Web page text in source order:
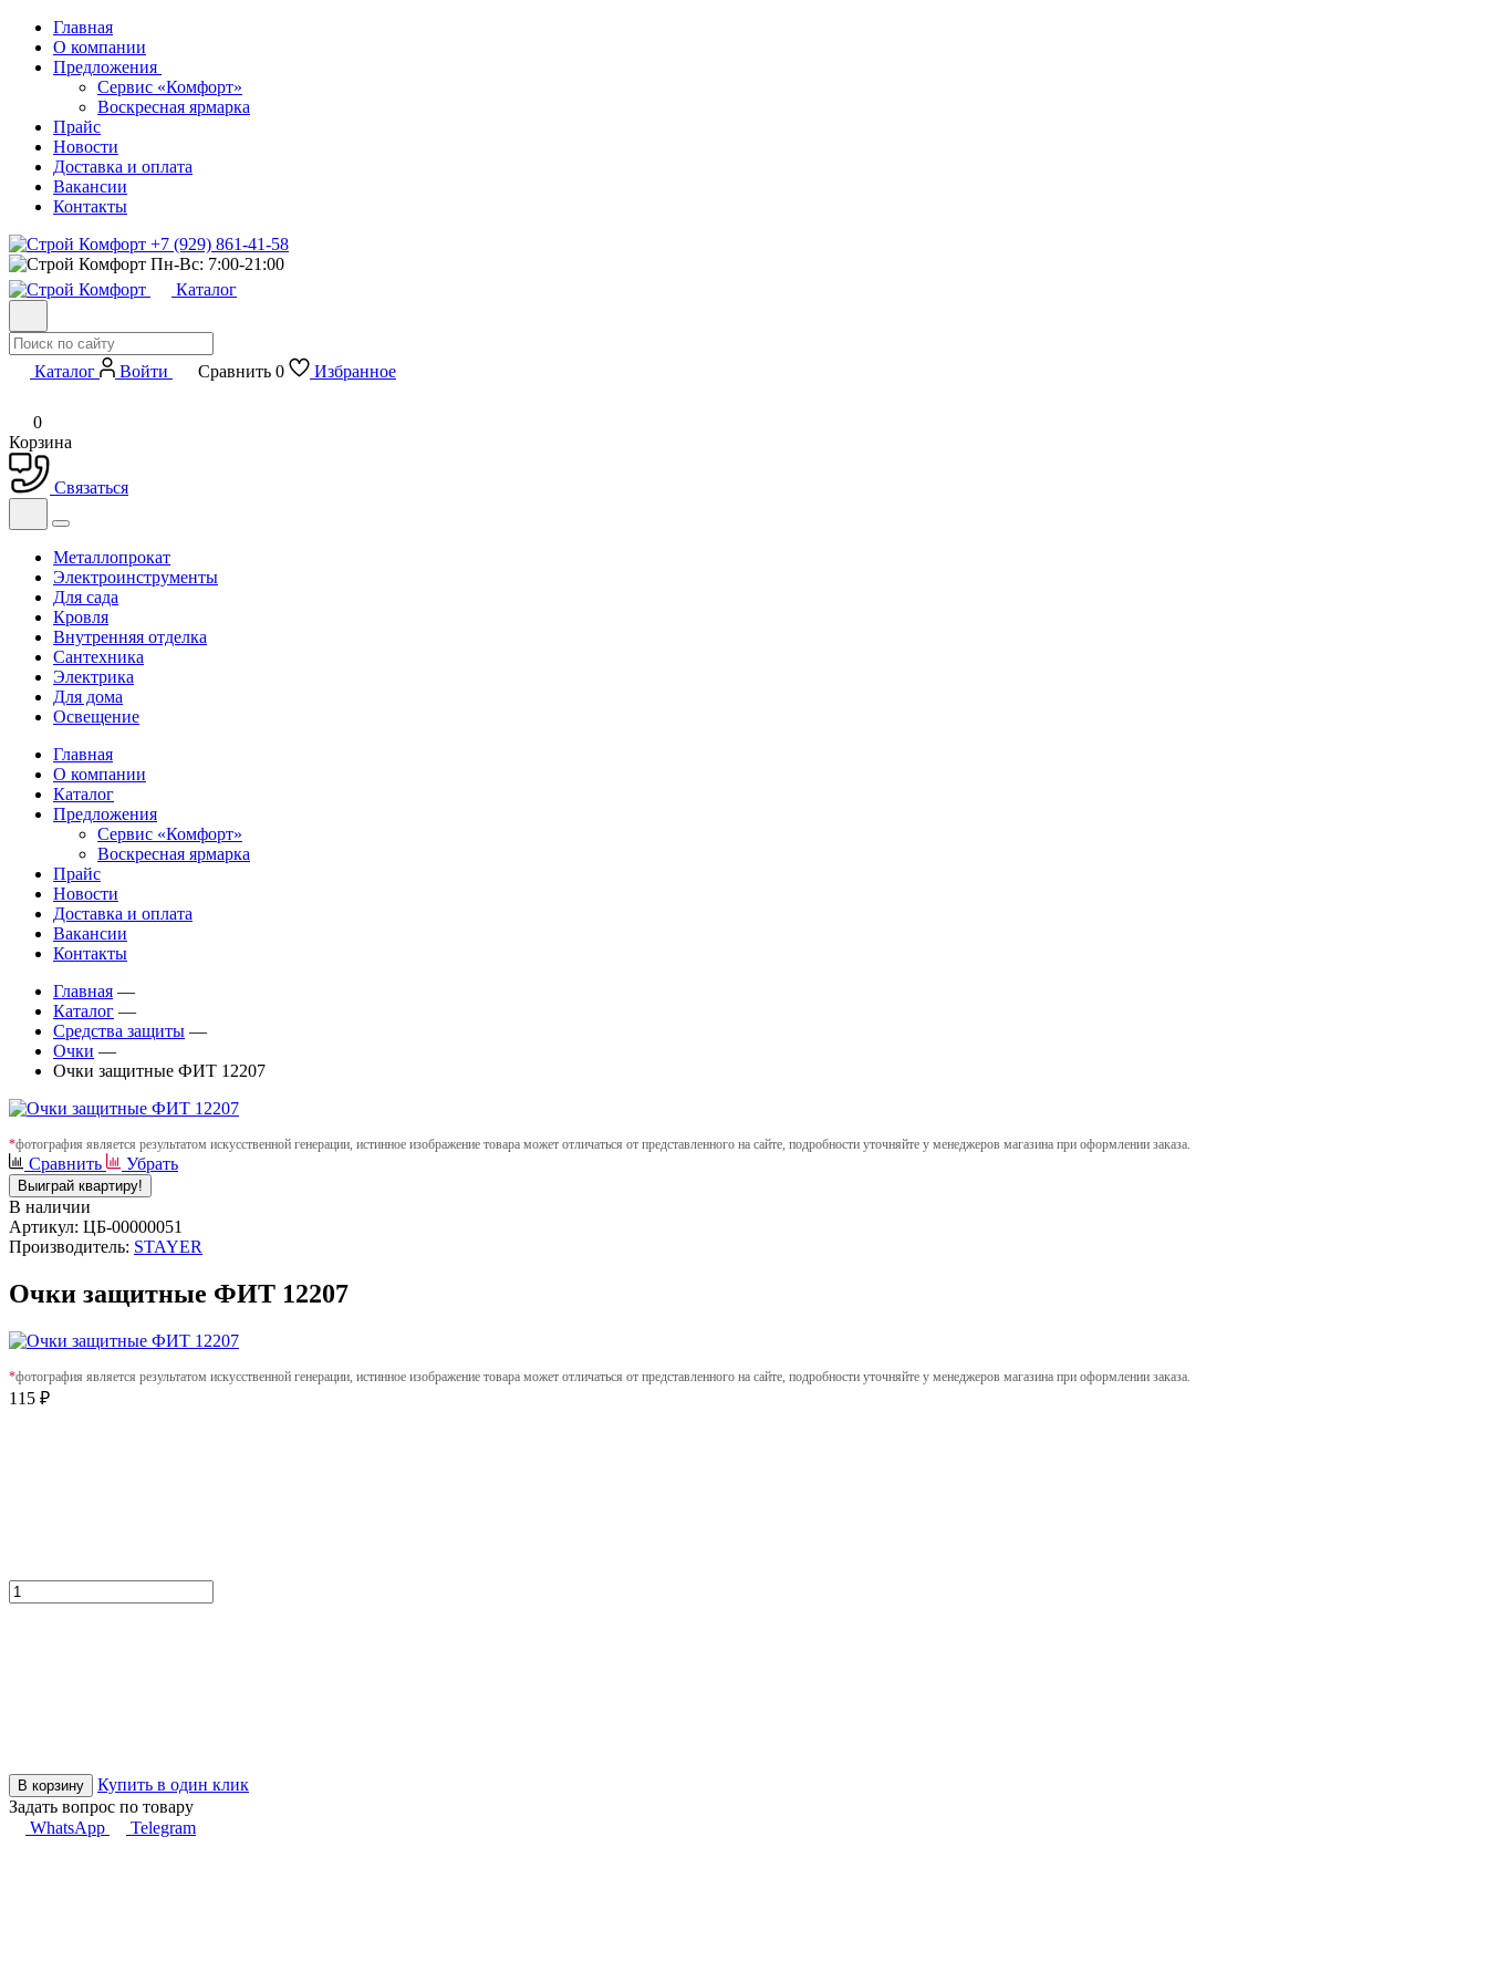
Главная
О компании
Предложения
Сервис «Комфорт»
Воскресная ярмарка
Прайс
Новости
Доставка и оплата
Вакансии
Контакты
+7 (929) 861-41-58
Пн-Вс: 7:00-21:00
Каталог
Каталог Войти Сравнить 0 Избранное
0
Корзина
Связаться
Металлопрокат
Электроинструменты
Для сада
Кровля
Внутренняя отделка
Сантехника
Электрика
Для дома
Освещение
Главная
О компании
Каталог
Предложения
Сервис «Комфорт»
Воскресная ярмарка
Прайс
Новости
Доставка и оплата
Вакансии
Контакты
Главная —
Каталог —
Средства защиты —
Очки —
Очки защитные ФИТ 12207
*фотография является результатом искусственной генерации, истинное изображение товара может отличаться от представленного на сайте, подробности уточняйте у менеджеров магазина при оформлении заказа.
Сравнить Убрать
Выиграй квартиру!
В наличии
Артикул: ЦБ-00000051
Производитель: STAYER
Очки защитные ФИТ 12207
*фотография является результатом искусственной генерации, истинное изображение товара может отличаться от представленного на сайте, подробности уточняйте у менеджеров магазина при оформлении заказа.
115 ₽
В корзину
Купить в один клик
Задать вопрос по товару
WhatsApp
Telegram